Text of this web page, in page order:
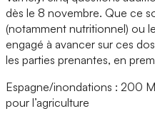
dès le 8 novembre. Que ce
(notamment nutritionnel) ou
engagé à avancer sur ces
les parties prenantes, en
Espagne/inondations : 200
pour l’agriculture